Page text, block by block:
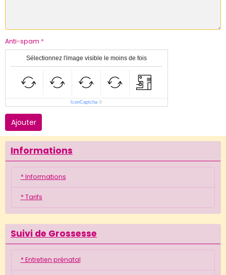
Anti-spam
Sélectionnez l'image visible le moins de fois
IconCaptcha ©
Ajouter
Informations
* Informations
* Tarifs
Suivi de Grossesse
* Entretien prénatal